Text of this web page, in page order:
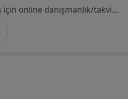
Bu uzman ilgili adres için online danışmanlık/takvim sunmuyor.